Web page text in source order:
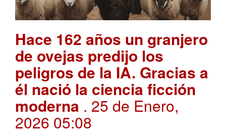
Hace 162 años un granjero
de ovejas predijo los
peligros de la IA. Gracias a
él nació la ciencia ficción
moderna . 25 de Enero,
2026 05:08